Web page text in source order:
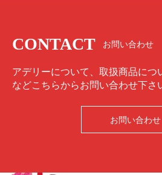
CONTACT お問い合わせ
アデリーについて、取扱商品につ
などこちらからお問い合わせ下さ
お問い合わせ